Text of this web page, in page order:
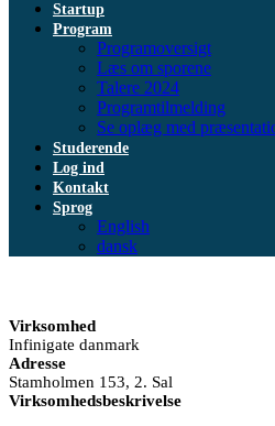
Startup
Program
Programoversigt
Læs om sporene
Talere 2024
Programtilmelding
Se oplæg med
Studerende
Log ind
Kontakt
Sprog
English
dansk
Virksomhed
Infinigate danmark
Adresse
Stamholmen 153, 2. Sal
Virksomhedsbeskrivelse